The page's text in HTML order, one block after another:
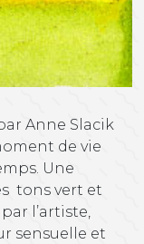
Anne Slacik
de vie
Une
tons vert et
l’artiste,
sensuelle et